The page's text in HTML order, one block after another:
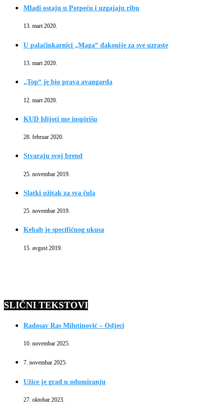
Mladi ostaju u Potpeću i uzgajaju ribu
13. mart 2020.
U palačinkarnici „Maga“ đakonije za sve uzraste
13. mart 2020.
„Top“ je bio prava avangarda
12. mart 2020.
KUD Idijoti me inspirišu
28. februar 2020.
Stvaraju svoj brend
25. novembar 2019.
Slatki užitak za sva čula
25. novembar 2019.
Kebab je specifičnog ukusa
15. avgust 2019.
SLIČNI TEKSTOVI
Radosav Ras Milutinović – Odjeci
10. novembar 2025.
7. novembar 2025.
Užice je grad u odumiranju
27. oktobar 2023.